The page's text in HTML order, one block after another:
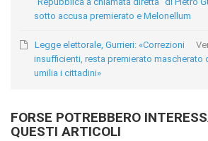
sotto accusa premierato e Melonellum
Legge elettorale, Gurrieri: «Correzioni
insufficienti, resta premierato mascherato
umilia i cittadini»
FORSE POTREBBERO
QUESTI ARTICOLI